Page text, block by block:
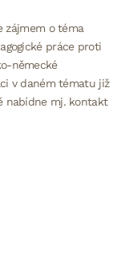
zájmem o téma
práce proti
německé
v daném tématu již
nabídne mj. kontakt